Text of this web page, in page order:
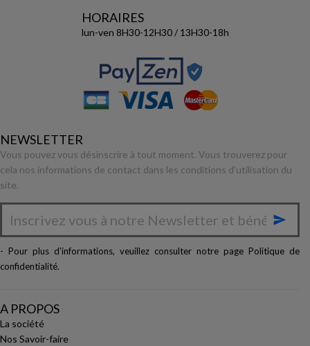
HORAIRES
lun-ven 8H30-12H30 / 13H30-18h
NEWSLETTER
Vous pouvez vous désinscrire à tout moment. Vous trouverez pour
cela nos informations de contact dans les conditions d'utilisation du
site.

- Pour plus d'informations, veuillez consulter notre page Politique de
confidentialité.
A PROPOS
La société
Nos Savoir-faire